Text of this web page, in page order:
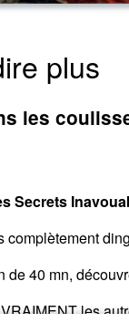
plus
les
Secrets
de 40 mn,
les